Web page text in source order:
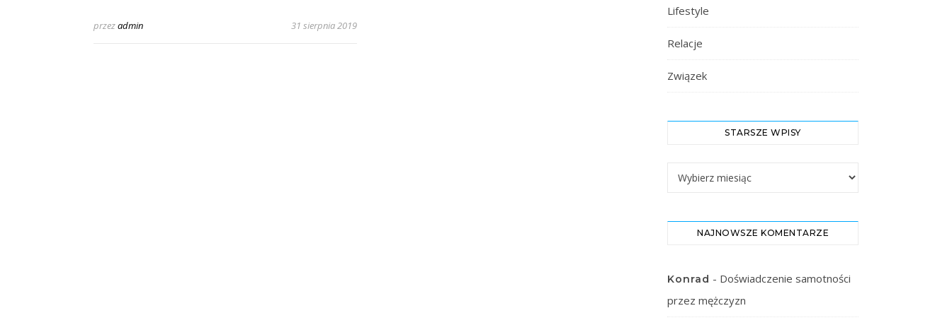
przezadmin 31 sierpnia 2019
Lifestyle
Relacje
Związek
STARSZE WPISY
Starsze Wpisy
NAJNOWSZE KOMENTARZE
Konrad - Doświadczenie samotności
przez mężczyzn